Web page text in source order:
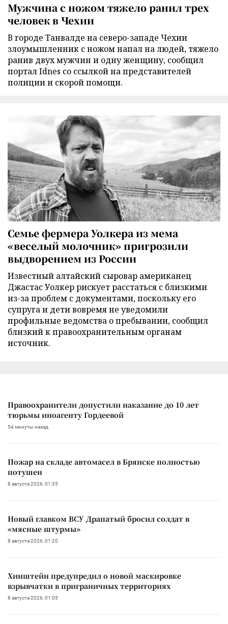
Мужчина с ножом тяжело ранил трех
человек в Чехии
В городе Танвалде на северо-западе Чехии
злоумышленник с ножом напал на людей, тяжело
ранив двух мужчин и одну женщину, сообщил
портал Idnes со ссылкой на представителей
полиции и скорой помощи.
Семье фермера Уолкера из мема
«веселый молочник» пригрозили
выдворением из России
Известный алтайский сыровар американец
Джастас Уолкер рискует расстаться с близкими
из-за проблем с документами, поскольку его
супруга и дети вовремя не уведомили
профильные ведомства о пребывании, сообщил
близкий к правоохранительным органам
источник.
Правоохранители допустили наказание до 10 лет
тюрьмы иноагенту Гордеевой
54 минуты назад
Пожар на складе автомасел в Брянске полностью
потушен
8 августа 2026, 01:35
Новый главком ВСУ Драпатый бросил солдат в
«мясные штурмы»
8 августа 2026, 01:20
Хинштейн предупредил о новой маскировке
взрывчатки в приграничных территориях
8 августа 2026, 01:05